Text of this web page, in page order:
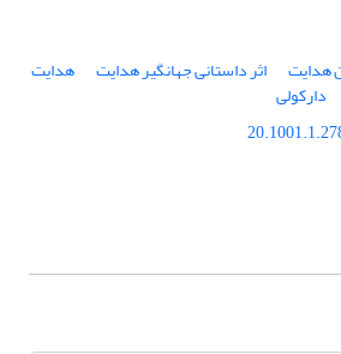
هدایت اثر داستانی جهانگیر هدایت هدایت
دارکولی